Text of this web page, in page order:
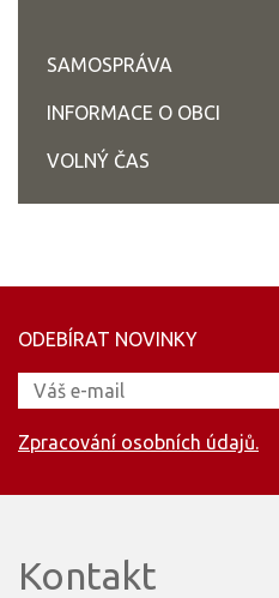
SAMOSPRÁVA
INFORMACE O OBCI
VOLNÝ ČAS
ODEBÍRAT NOVINKY
Zpracování osobních údajů.
Kontakt